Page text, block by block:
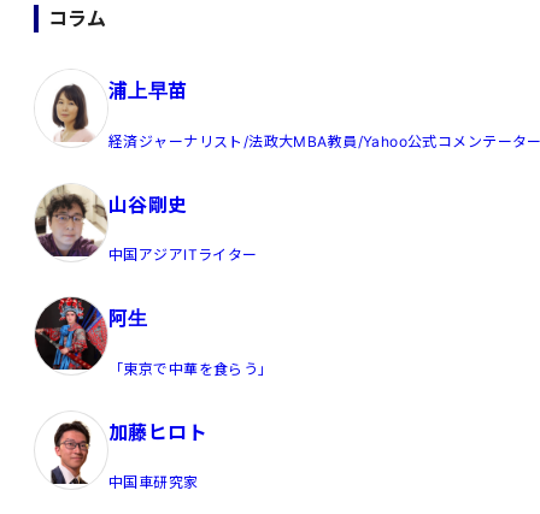
コラム
浦上早苗
経済ジャーナリスト/法政大MBA教員/Yahoo公式コメンテータ
山谷剛史
中国アジアITライター
阿生
「東京で中華を食らう」
加藤ヒロト
中国車研究家